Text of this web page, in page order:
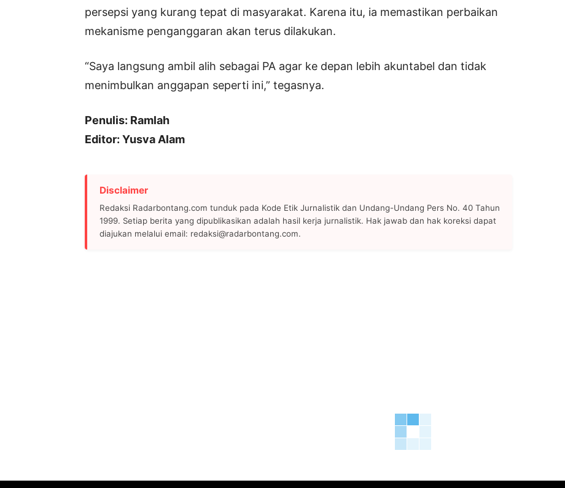
persepsi yang kurang tepat di masyarakat. Karena itu, ia memastikan perbaikan
mekanisme penganggaran akan terus dilakukan.
“Saya langsung ambil alih sebagai PA agar ke depan lebih akuntabel dan tidak
menimbulkan anggapan seperti ini,” tegasnya.
Penulis: Ramlah
Editor: Yusva Alam
Disclaimer
Redaksi Radarbontang.com tunduk pada Kode Etik Jurnalistik dan Undang-Undang Pers No. 40 Tahun
1999. Setiap berita yang dipublikasikan adalah hasil kerja jurnalistik. Hak jawab dan hak koreksi dapat
diajukan melalui email: redaksi@radarbontang.com.